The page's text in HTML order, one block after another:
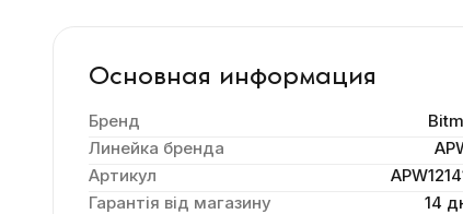
Основная информация
Бренд
Линейка бренда
Артикул
Гарантія від магазину
14